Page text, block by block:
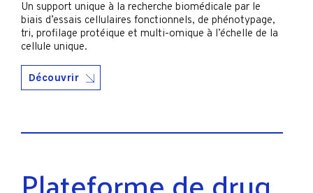
Un support unique à la recherche biomédicale par le
biais d’essais cellulaires fonctionnels, de phénotypage,
tri, profilage protéique et multi-omique à l’échelle de la
cellule unique.
Découvrir